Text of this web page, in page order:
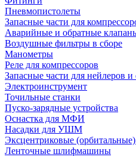
Пневмопистолеты
Запасные части для
Аварийные и обратные
Воздушные фильтры в сборе
Манометры
Реле для компрессоров
Запасные части для нейлеров и
Электроинструмент
Точильные станки
Пуско-зарядные устройства
Оснастка для МФИ
Насадки для УШМ
Эксцентриковые
Ленточные шлифмашины